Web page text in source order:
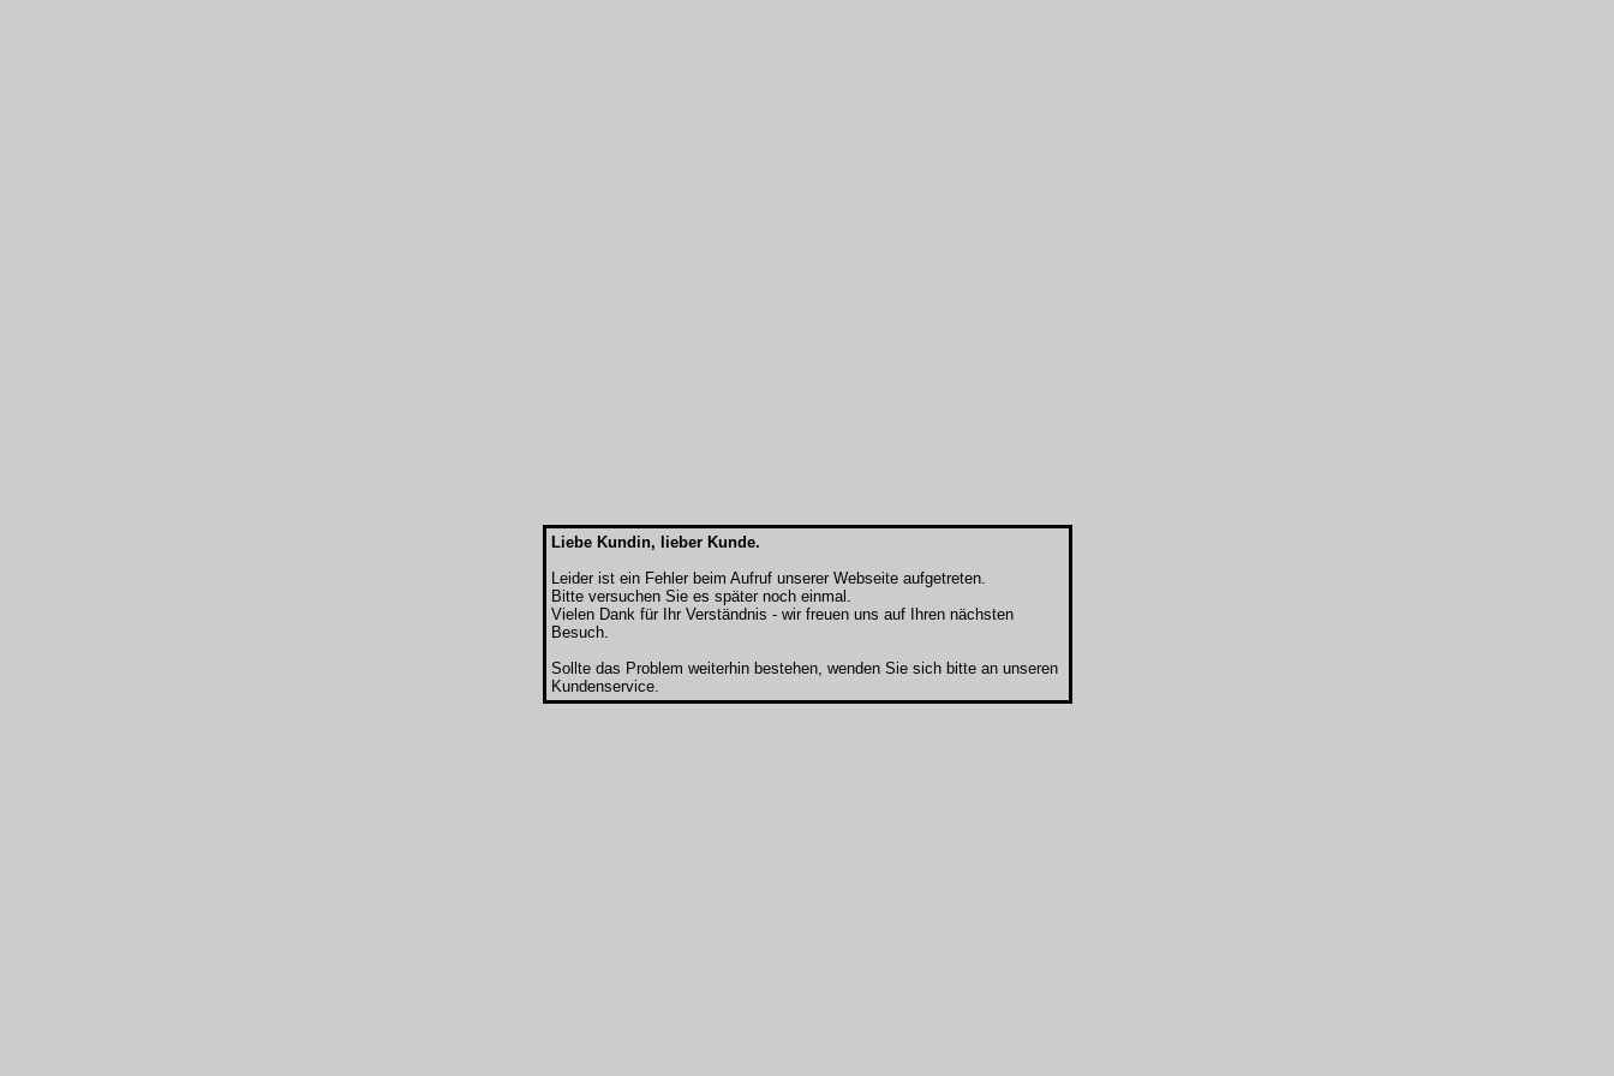
Liebe Kundin, lieber Kunde.
Leider ist ein Fehler beim Aufruf unserer Webseite aufgetreten.
Bitte versuchen Sie es später noch einmal.
Vielen Dank für Ihr Verständnis - wir freuen uns auf Ihren nächsten
Besuch.
Sollte das Problem weiterhin bestehen, wenden Sie sich bitte an unseren
Kundenservice.